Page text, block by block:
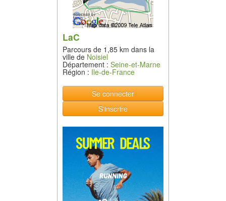
LaC
Parcours de 1,85 km dans la
ville de Noisiel
Département : Seine-et-Marne
Région : Ile-de-France
Se connecter
S'inscrire